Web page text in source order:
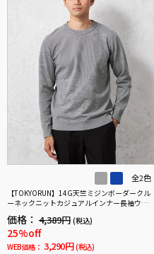
全2色
【TOKYORUN】14G天竺ミジンボーダークル
ーネックニットカジュアルインナー長袖ウォ
ッシャブル抗ピリング吸汗速乾秋冬
価格： 4,389円 (税込)
25%off
WEB価格： 3,290円 (税込)